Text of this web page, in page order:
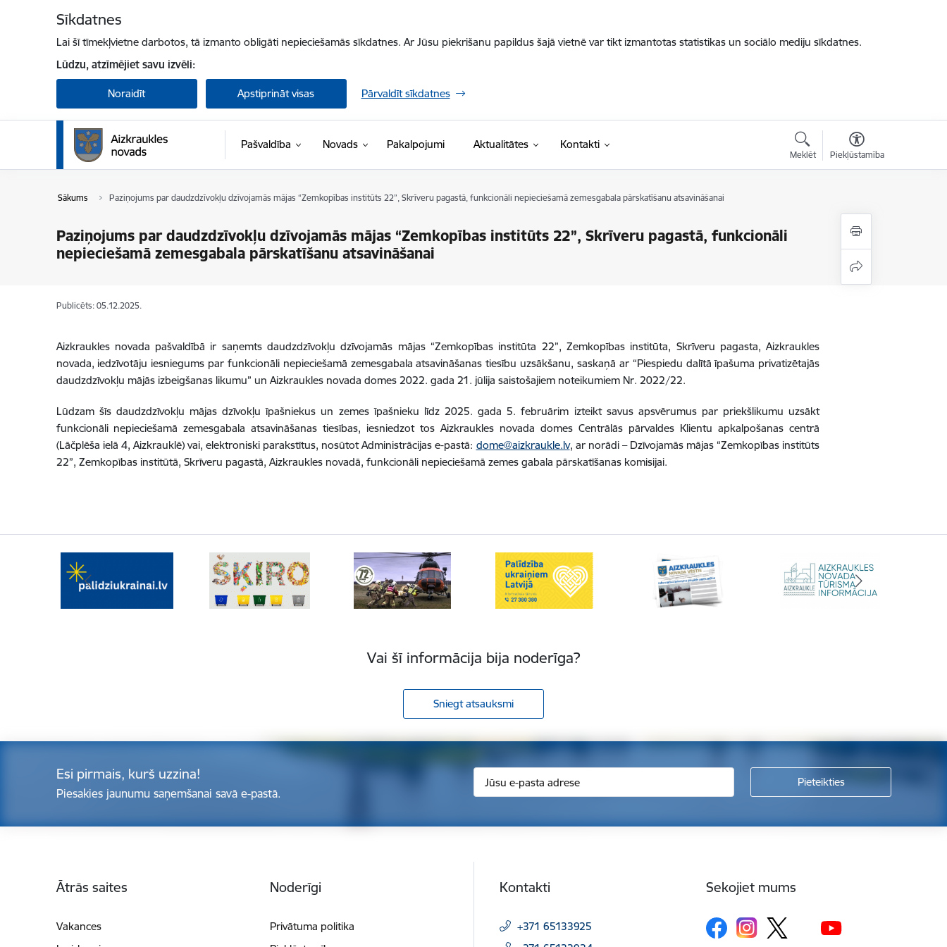
Sīkdatnes
Lai šī tīmekļvietne darbotos, tā izmanto obligāti nepieciešamās sīkdatnes. Ar Jūsu piekrišanu papildus šajā vietnē var tikt izmantotas statistikas un sociālo mediju sīkdatnes.
Lūdzu, atzīmējiet savu izvēli:
Noraidīt Apstiprināt visas Pārvaldīt sīkdatnes
Pašvaldība Novads Pakalpojumi Aktualitātes Kontakti
Meklēt Piekļūstamība
Sākums Paziņojums par daudzdzīvokļu dzīvojamās mājas “Zemkopības institūts 22”, Skrīveru pagastā, funkcionāli nepieciešamā zemesgabala pārskatīšanu atsavināšanai
Paziņojums par daudzdzīvokļu dzīvojamās mājas “Zemkopības institūts 22”, Skrīveru pagastā, funkcionāli
nepieciešamā zemesgabala pārskatīšanu atsavināšanai
Publicēts: 05.12.2025.
Aizkraukles novada pašvaldībā ir saņemts daudzdzīvokļu dzīvojamās mājas “Zemkopības institūta 22”, Zemkopības institūta, Skrīveru pagasta, Aizkraukles
novada, iedzīvotāju iesniegums par funkcionāli nepieciešamā zemesgabala atsavināšanas tiesību uzsākšanu, saskaņā ar “Piespiedu dalītā īpašuma privatizētajās
daudzdzīvokļu mājās izbeigšanas likumu” un Aizkraukles novada domes 2022. gada 21. jūlija saistošajiem noteikumiem Nr. 2022/22.
Lūdzam šīs daudzdzīvokļu mājas dzīvokļu īpašniekus un zemes īpašnieku līdz 2025. gada 5. februārim izteikt savus apsvērumus par priekšlikumu uzsākt
funkcionāli nepieciešamā zemesgabala atsavināšanas tiesības, iesniedzot tos Aizkraukles novada domes Centrālās pārvaldes Klientu apkalpošanas centrā
(Lāčplēša ielā 4, Aizkrauklē) vai, elektroniski parakstītus, nosūtot Administrācijas e-pastā: dome@aizkraukle.lv, ar norādi – Dzīvojamās mājas “Zemkopības institūts
22”, Zemkopības institūtā, Skrīveru pagastā, Aizkraukles novadā, funkcionāli nepieciešamā zemes gabala pārskatīšanas komisijai.
Vai šī informācija bija noderīga?
Sniegt atsauksmi
Esi pirmais, kurš uzzina!
Piesakies jaunumu saņemšanai savā e-pastā.
Ātrās saites
Vakances
Noderīgi
Privātuma politika
Kontakti
+371 65133925
Sekojiet mums